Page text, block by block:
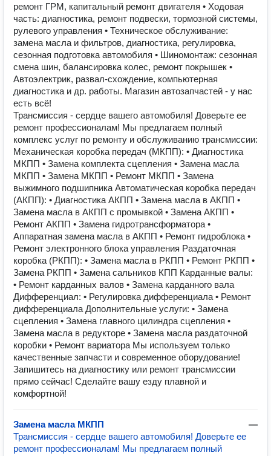
ремонт ГРМ, капитальный ремонт двигателя • Ходовая
часть: диагностика, ремонт подвески, тормозной системы,
рулевого управления • Техническое обслуживание:
замена масла и фильтров, диагностика, регулировка,
сезонная подготовка автомобиля • Шиномонтаж: сезонная
смена шин, балансировка колес, ремонт покрышек •
Автоэлектрик, развал-схождение, компьютерная
диагностика и др. работы. Магазин автозапчастей - у нас
есть всё!
Трансмиссия - сердце вашего автомобиля! Доверьте ее
ремонт профессионалам! Мы предлагаем полный
комплекс услуг по ремонту и обслуживанию трансмиссии:
Механическая коробка передач (МКПП): • Диагностика
МКПП • Замена комплекта сцепления • Замена масла
МКПП • Замена МКПП • Ремонт МКПП • Замена
выжимного подшипника Автоматическая коробка передач
(АКПП): • Диагностика АКПП • Замена масла в АКПП •
Замена масла в АКПП с промывкой • Замена АКПП •
Ремонт АКПП • Замена гидротрансформатора •
Аппаратная замена масла в АКПП • Ремонт гидроблока •
Ремонт электронного блока управления Раздаточная
коробка (РКПП): • Замена масла в РКПП • Ремонт РКПП •
Замена РКПП • Замена сальников КПП Карданные валы:
• Ремонт карданных валов • Замена карданного вала
Дифференциал: • Регулировка дифференциала • Ремонт
дифференциала Дополнительные услуги: • Замена
сцепления • Замена главного цилиндра сцепления •
Замена масла в редукторе • Замена масла раздаточной
коробки • Ремонт вариатора Мы используем только
качественные запчасти и современное оборудование!
Запишитесь на диагностику или ремонт трансмиссии
прямо сейчас! Сделайте вашу езду плавной и
комфортной!
Замена масла МКПП
—
Трансмиссия - сердце вашего автомобиля! Доверьте ее
ремонт профессионалам! Мы предлагаем полный